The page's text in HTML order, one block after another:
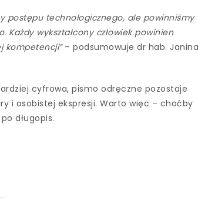
postępu technologicznego, ale powinniśmy
wykształcony człowiek powinien
kompetencji” – podsumowuje dr hab. Janina
cyfrowa, pismo odręczne pozostaje
i osobistej ekspresji. Warto więc – choćby
długopis.